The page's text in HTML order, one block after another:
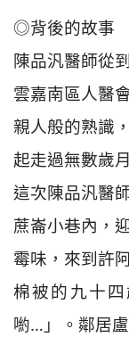
◎背後的故事
陳品汎醫師從
雲嘉南區人醫
親人般的熟識
起走過無數歲
這次陳品汎醫
蔗崙小巷內，
霉味，來到許
棉被的九十
喲…」。鄰居